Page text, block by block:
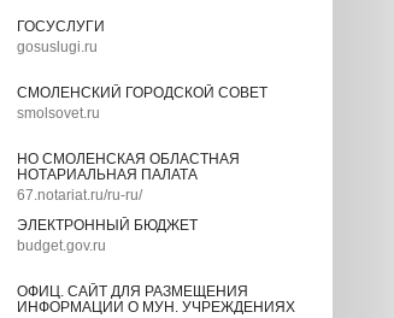
ГОСУСЛУГИ
gosuslugi.ru
СМОЛЕНСКИЙ ГОРОДСКОЙ СОВЕТ
smolsovet.ru
НО СМОЛЕНСКАЯ ОБЛАСТНАЯ
НОТАРИАЛЬНАЯ ПАЛАТА
67.notariat.ru/ru-ru/
ЭЛЕКТРОННЫЙ БЮДЖЕТ
budget.gov.ru
ОФИЦ. САЙТ ДЛЯ РАЗМЕЩЕНИЯ
ИНФОРМАЦИИ О МУН. УЧРЕЖДЕНИЯХ